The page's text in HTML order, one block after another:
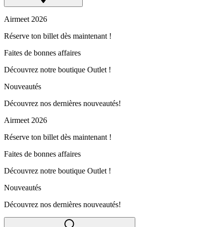
Airmeet 2026
Réserve ton billet dès maintenant !
Faites de bonnes affaires
Découvrez notre boutique Outlet !
Nouveautés
Découvrez nos dernières nouveautés!
Airmeet 2026
Réserve ton billet dès maintenant !
Faites de bonnes affaires
Découvrez notre boutique Outlet !
Nouveautés
Découvrez nos dernières nouveautés!